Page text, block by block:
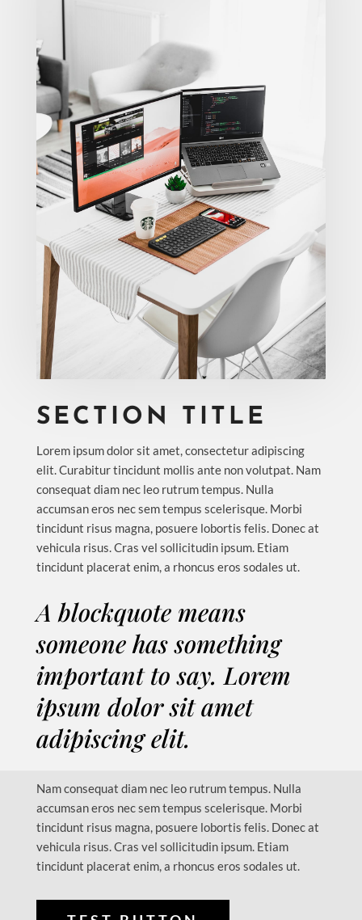
SECTION TITLE
Lorem ipsum dolor sit amet, consectetur adipiscing
elit. Curabitur tincidunt mollis ante non volutpat. Nam
consequat diam nec leo rutrum tempus. Nulla
accumsan eros nec sem tempus scelerisque. Morbi
tincidunt risus magna, posuere lobortis felis. Donec at
vehicula risus. Cras vel sollicitudin ipsum. Etiam
tincidunt placerat enim, a rhoncus eros sodales ut.
A blockquote means
someone has something
important to say. Lorem
ipsum dolor sit amet
adipiscing elit.
Nam consequat diam nec leo rutrum tempus. Nulla
accumsan eros nec sem tempus scelerisque. Morbi
tincidunt risus magna, posuere lobortis felis. Donec at
vehicula risus. Cras vel sollicitudin ipsum. Etiam
tincidunt placerat enim, a rhoncus eros sodales ut.